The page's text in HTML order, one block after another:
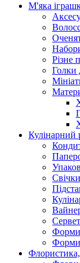
М'яка
Різне
Голки
Кулінарний
Форми
Форми
Флористика,